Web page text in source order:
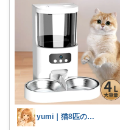
yumi｜猫8匹の暮らしと便利品